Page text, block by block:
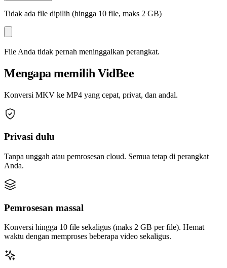
Tidak ada file dipilih (hingga 10 file, maks 2 GB)
File Anda tidak pernah meninggalkan perangkat.
Mengapa memilih VidBee
Konversi MKV ke MP4 yang cepat, privat, dan andal.
Privasi dulu
Tanpa unggah atau pemrosesan cloud. Semua tetap di perangkat
Anda.
Pemrosesan massal
Konversi hingga 10 file sekaligus (maks 2 GB per file). Hemat
waktu dengan memproses beberapa video sekaligus.